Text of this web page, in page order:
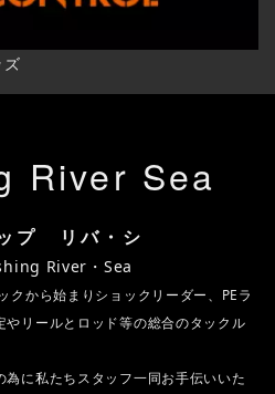
River Sea
プ リバ・シ
River・Sea
クから始まりショックリーダー、PEラ
リールとロッド等の総合のタックル
に私たちスタッフ一同お手伝いいた